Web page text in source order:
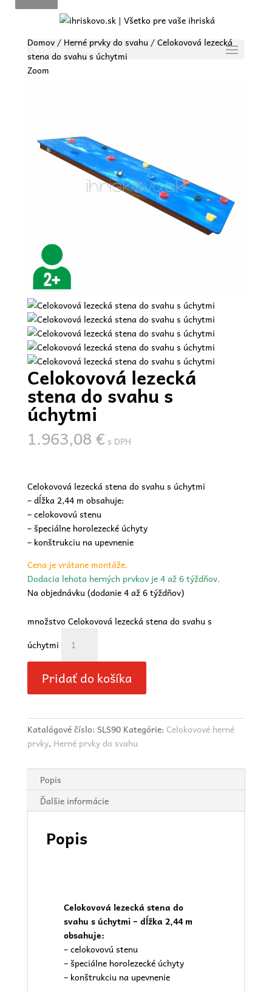
Vyberte stranu
Domov/ Herné prvky do svahu/ Celokovová lezecká
stena do svahu s úchytmi
Zoom
Celokovová lezecká
stena do svahu s
úchytmi
1.963,08€ s DPH
Celokovová lezecká stena do svahu s úchytmi
– dĺžka 2,44 m obsahuje:
– celokovovú stenu
– špeciálne horolezecké úchyty
– konštrukciu na upevnenie
Cena je vrátane montáže.
Dodacia lehota herných prvkov je 4 až 6 týždňov.
Na objednávku (dodanie 4 až 6 týždňov)
množstvo Celokovová lezecká stena do svahu s
úchytmi
Pridať do košíka
Katalógové číslo: SLS90 Kategórie: Celokovové herné
prvky, Herné prvky do svahu
Popis
Ďalšie informácie
Popis
Celokovová lezecká stena do
svahu s úchytmi – dĺžka 2,44 m
obsahuje:
– celokovovú stenu
– špeciálne horolezecké úchyty
– konštrukciu na upevnenie